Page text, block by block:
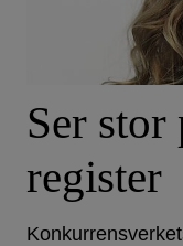
Ser stor
register